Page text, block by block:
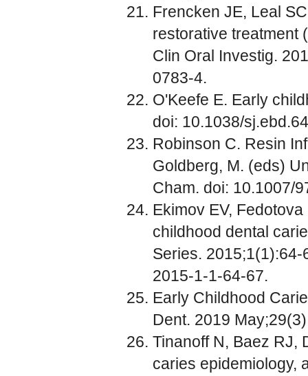
Frencken JE, Leal
restorative treatment
Clin Oral Investig.
0783-4.
O'Keefe E. Early
doi: 10.1038/
Robinson C. Resin
Goldberg, M. (eds)
Cham. doi: 10.1007/
Ekimov EV,
childhood dental
Series.
2015-1-1-64-67.
Early Childhood
Dent. 2019
Tinanoff N, Baez RJ,
caries epidemiology,